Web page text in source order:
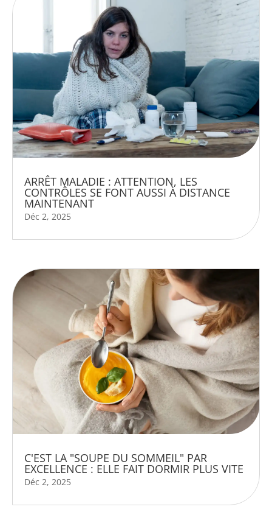
ARRÊT MALADIE : ATTENTION, LES
CONTRÔLES SE FONT AUSSI À DISTANCE
MAINTENANT
Déc 2, 2025
C'EST LA "SOUPE DU SOMMEIL" PAR
EXCELLENCE : ELLE FAIT DORMIR PLUS VITE
Déc 2, 2025